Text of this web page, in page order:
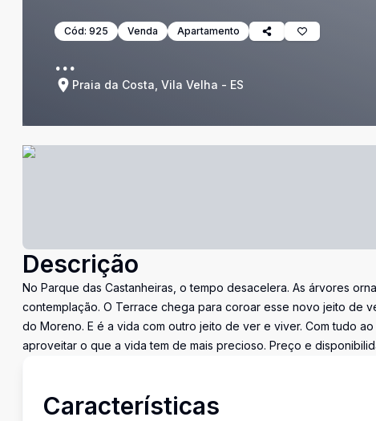
Cód: 925 Venda Apartamento
...
Praia da Costa, Vila Velha - ES
Descrição
No Parque das Castanheiras, o tempo desacelera. As árvores
contemplação. O Terrace chega para coroar esse novo jeito de
do Moreno. E é a vida com outro jeito de ver e viver. Com tudo
aproveitar o que a vida tem de mais precioso. Preço e
Características